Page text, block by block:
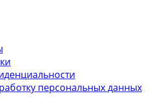
персональных данных